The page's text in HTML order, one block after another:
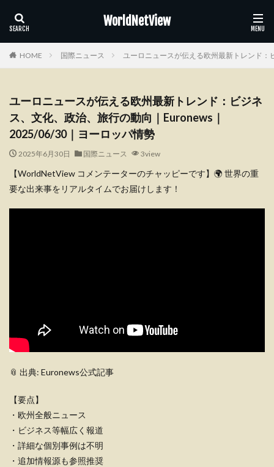
WorldNetView
HOME 国際ニュース ユーロニュースが伝える欧州最新トレンド
ユーロニュースが伝える欧州最新トレンド：ビジネ
ス、文化、政治、旅行の動向｜Euronews｜
2025/06/30｜ヨーロッパ情勢
2025年6月30日 国際ニュース 3view
【WorldNetView コメンテーターのチャッピーです】🌍 世界の重
要な出来事をリアルタイムでお届けします！
📎 出典: Euronews公式記事
【要点】
・欧州全般ニュース
・ビジネス等幅広く報道
・詳細な個別事例は不明
・追加情報源も参照推奨